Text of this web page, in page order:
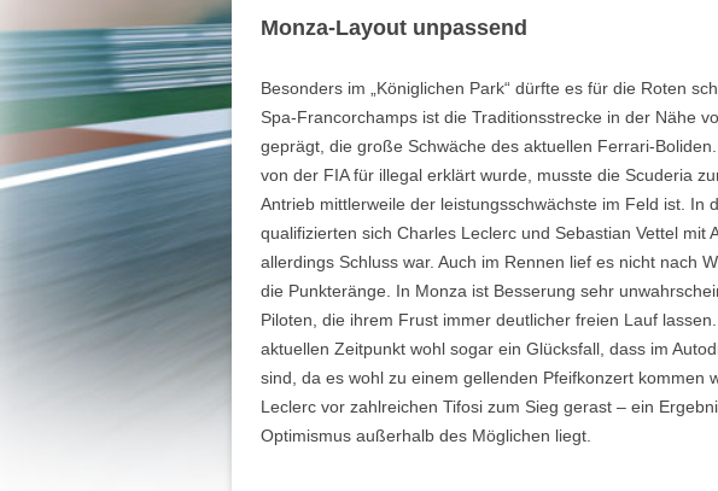
Monza-Layout unpassend
Besonders im „Königlichen Park“ dürfte es für die Roten
Spa-Francorchamps ist die Traditionsstrecke in der Nähe
geprägt, die große Schwäche des aktuellen Ferrari-
von der FIA für illegal erklärt wurde, musste die Scuderia
Antrieb mittlerweile der leistungsschwächste im Feld ist. In
qualifizierten sich Charles Leclerc und Sebastian Vettel mit
allerdings Schluss war. Auch im Rennen lief es nicht nach
die Punkteränge. In Monza ist Besserung sehr
Piloten, die ihrem Frust immer deutlicher freien Lauf
aktuellen Zeitpunkt wohl sogar ein Glücksfall, dass im
sind, da es wohl zu einem gellenden Pfeifkonzert kommen
Leclerc vor zahlreichen Tifosi zum Sieg gerast – ein
Optimismus außerhalb des Möglichen liegt.